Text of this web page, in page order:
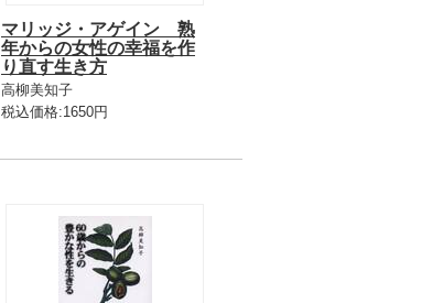
マリッジ・アゲイン 熟
年からの女性の幸福を作
り直す生き方
高柳美知子
税込価格:1650円